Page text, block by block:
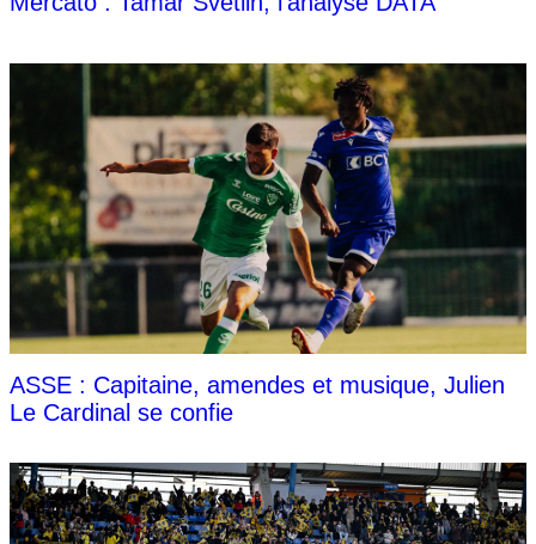
ASSE : Capitaine, amendes et musique, Julien
Le Cardinal se confie